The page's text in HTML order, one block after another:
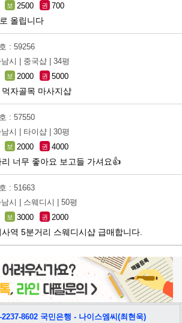
보 2500 권 700
올립니다
: 59256
시 |
중국샵 | 34평
보 2000 권 5000
먹자골목 마사지샵
: 57550
시 |
타이샵 | 30평
보 2000 권 4000
너무 좋아요 보고들 가셔요👍
: 51663
시 |
스웨디시 | 50평
보 3000 권 2000
역 5분거리 스웨디시샵 급매합니다.
8602 국민은행 - 나이스엠씨(최현욱)